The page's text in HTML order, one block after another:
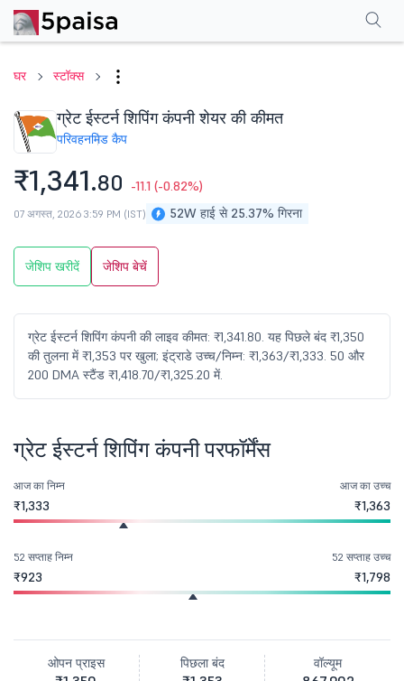
घर स्टॉक्स
ग्रेट ईस्टर्न शिपिंग कंपनी शेयर की कीमत
परिवहनमिड कैप
₹1,341.80 -11.1 (-0.82%)
52W हाई से 25.37% गिरना
07 अगस्त, 2026 3:59 PM (IST)
जेशिप खरीदें जेशिप बेचें
ग्रेट ईस्टर्न शिपिंग कंपनी की लाइव कीमत: ₹1,341.80. यह पिछले बंद ₹1,350
की तुलना में ₹1,353 पर खुला; इंट्राडे उच्च/निम्न: ₹1,363/₹1,333. 50 और
200 DMA स्टैंड ₹1,418.70/₹1,325.20 में.
परफॉर्मेंसफाइनेंशियल्स सामान्य प्रश्न
ग्रेट ईस्टर्न शिपिंग कंपनी परफॉर्मेंस
आज का निम्न
₹1,333
आज का उच्च
₹1,363
52 सप्ताह निम्न
₹923
52 सप्ताह उच्च
₹1,798
ओपन प्राइस पिछला बंद वॉल्यूम